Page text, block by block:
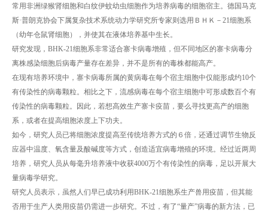
常用非洲绿猴肾细胞和白纹伊蚊幼虫细胞作为培养病毒的细胞宿主。德国马克
斯·普朗克协会下属复杂技术系统动力学研究所专家则选用ＢＨＫ－21细胞系
（幼年仓鼠肾细胞），并使其在液体培养基中生长。
研究发现，BHK-21细胞系非常适合寨卡病毒增殖，但不同地区的寨卡病毒分
离株感染细胞后病毒产量存在差异，并不是所有的毒株都能高产。
在现有培养环境中，寨卡病毒所属的黄病毒在每个宿主细胞中仅能形成约10个
有传染性的病毒颗粒。相比之下，流感病毒在每个宿主细胞中可形成数百个有
传染性的病毒颗粒。因此，若想高效生产寨卡疫苗，要么寻找更高产的细胞
系，或者在提高细胞浓度上下功夫。
如今，研究人员已将细胞浓度提高至传统培养方式的６倍，还通过调节生物反
应器中温度、氧含量及酸碱度等方式，创造适宜病毒增殖的环境。经过近两周
培养，研究人员从每毫升培养液中收获4000万个有传染性的病毒，足以开展大
量病毒学研究。
研究人员表示，虽然人们早已成功利用BHK-21细胞系生产兽用疫苗，但其能
否用于生产人类用疫苗仍需进一步研究。不过，有了“量产”病毒的新方法，已